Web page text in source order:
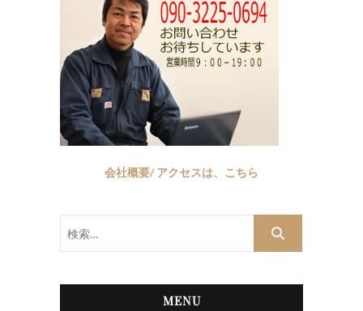
会社概要/ アクセスは、こちら
MENU